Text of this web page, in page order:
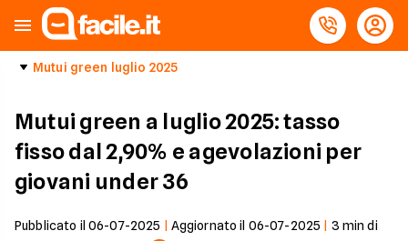
Mutui green luglio 2025
Mutui green a luglio 2025: tasso
fisso dal 2,90% e agevolazioni per
giovani under 36
Pubblicato il 06-07-2025 Aggiornato il 06-07-2025 3 min di